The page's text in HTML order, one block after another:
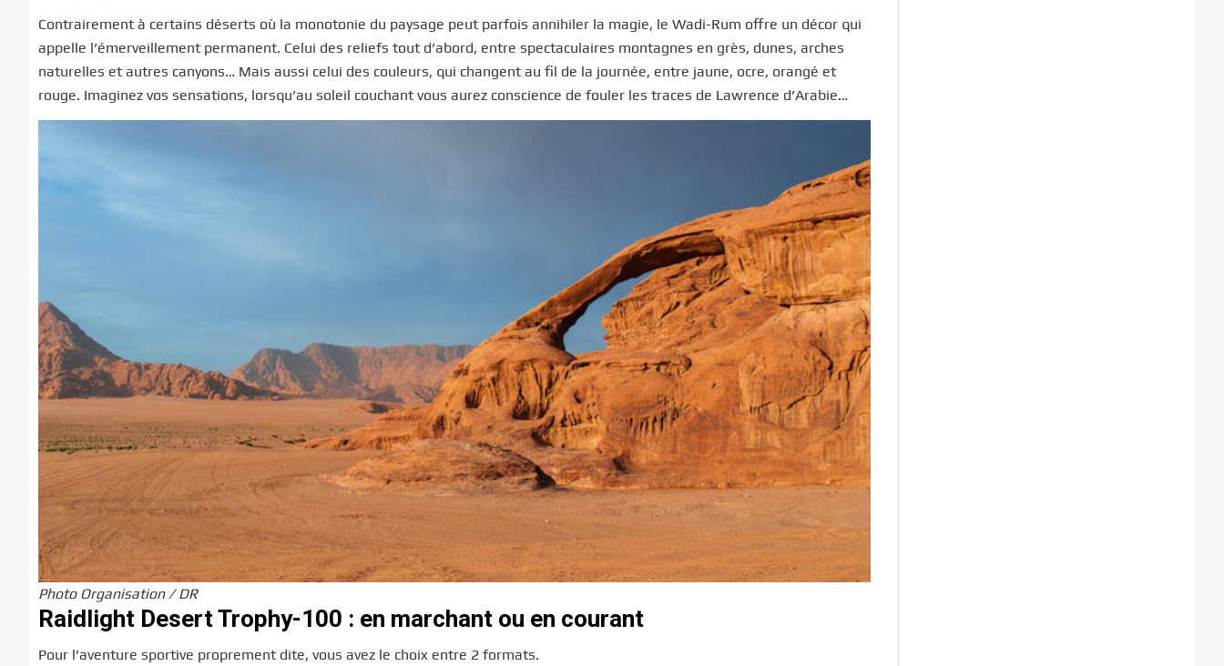
Contrairement à certains déserts où la monotonie du paysage peut parfois annihiler la magie, le Wadi-Rum offre un décor qui
appelle l’émerveillement permanent. Celui des reliefs tout d’abord, entre spectaculaires montagnes en grès, dunes, arches
naturelles et autres canyons… Mais aussi celui des couleurs, qui changent au fil de la journée, entre jaune, ocre, orangé et
rouge. Imaginez vos sensations, lorsqu’au soleil couchant vous aurez conscience de fouler les traces de Lawrence d’Arabie…
Photo Organisation / DR
Raidlight Desert Trophy-100 : en marchant ou en courant
Pour l’aventure sportive proprement dite, vous avez le choix entre 2 formats.